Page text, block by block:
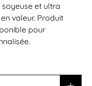
et ultra
valeur. Produit
pour